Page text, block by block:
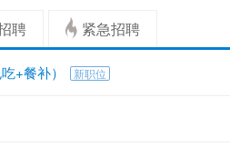
聘 紧急招聘
+餐补） 新职位